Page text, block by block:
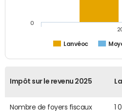
Lanvéoc
0
Impôt sur le revenu 2025
Nombre de foyers fiscaux 1